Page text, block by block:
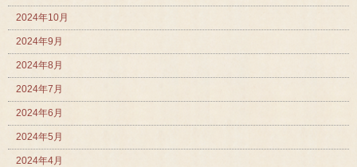
2024年10月
2024年9月
2024年8月
2024年7月
2024年6月
2024年5月
2024年4月